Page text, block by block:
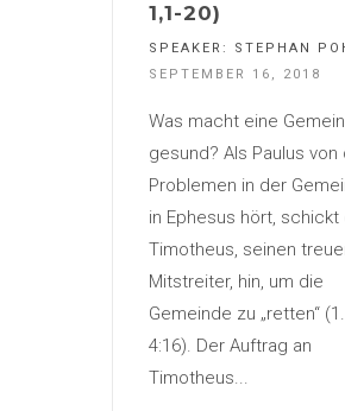
1,1-20)
SPEAKER: STEPHAN
SEPTEMBER 16, 2018
Was macht eine
gesund? Als Paulus von
Problemen in der
in Ephesus hört, schickt
Timotheus, seinen
Mitstreiter, hin, um die
Gemeinde zu „retten“
4:16). Der Auftrag an
Timotheus...